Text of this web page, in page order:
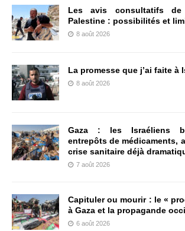
Les avis consultatifs
Palestine : possibilités et
8 août 2026
La promesse que j’ai faite à
8 août 2026
Gaza : les Israéliens
entrepôts de médicaments,
crise sanitaire déjà
7 août 2026
Capituler ou mourir : le «
à Gaza et la propagande
6 août 2026